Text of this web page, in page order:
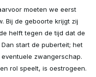
moeten we eerst
Bij de geboorte krijgt zij
helft tegen de tijd dat de
start de puberteit; het
zwangerschap.
rol speelt, is oestrogeen.